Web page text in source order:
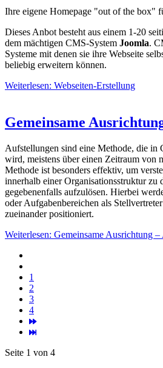
Ihre eigene Homepage "out of the box"
Dieses Anbot besteht aus einem 1-20
dem mächtigen CMS-System Joomla.
Systeme mit denen sie ihre Webseite
beliebig erweitern können.
Weiterlesen: Webseiten-Erstellung
Gemeinsame
Aufstellungen sind eine Methode, die in
wird, meistens über einen Zeitraum von
Methode ist besonders effektiv, um
innerhalb einer Organisationsstruktur zu
gegebenenfalls aufzulösen. Hierbei
oder Aufgabenbereichen als
zueinander positioniert.
Weiterlesen: Gemeinsame Ausrichtung
1
2
3
4
Seite 1 von 4